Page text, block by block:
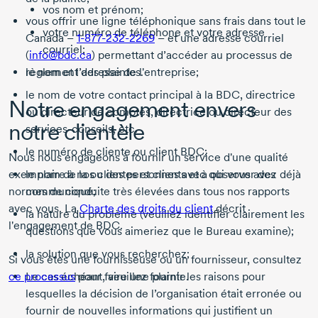
vos nom et prénom;
votre numéro de téléphone et votre adresse
courriel;
le nom et l’adresse de l'entreprise;
le nom de votre contact principal à la BDC, directrice
ou directeur de comptes, directrice ou directeur des
services-conseils, etc.
le numéro de cliente ou client BDC;
le nom de la ou des personnes avec qui vous avez déjà
communiqué;
la nature du problème (veuillez identifier clairement les
questions que vous aimeriez que le Bureau examine);
la solution que vous recherchez;
Le cas échéant, veuillez fournir les raisons pour
lesquelles la décision de l’organisation était erronée ou
fournir de nouvelles informations qui justifient un
vous offrir une ligne téléphonique sans frais dans tout le
Canada –1-877-232-2269– et une adresse courriel
(info@bdc.ca) permettant d’accéder au processus de
règlement des plaintes.
Notre engagement envers
notre clientèle
Nous nous engageons à fournir un service d'une qualité
exemplaire à nos clientes et clients et à observer des
normes de conduite très élevées dans tous nos rapports
avec vous. LaCharte des droits du clientdécrit
l'engagement de BDC.
Si vous êtes une fournisseuse ou un fournisseur, consultez
ce processuspour faire une plainte.